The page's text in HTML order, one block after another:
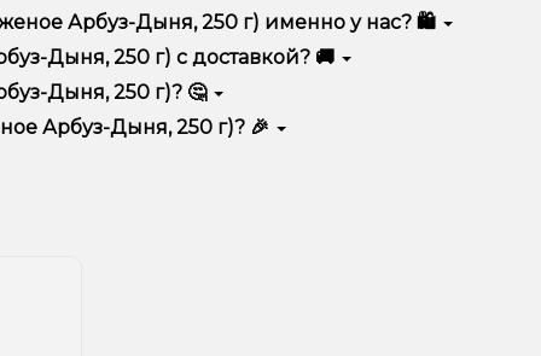
высоким качеством, удобством
Арбуз-Дыня, 250 г) именно у нас? 🛍️
выгодные цены и быструю доставку.
Дыня, 250 г) с доставкой? 🚚
250 г) в корзину.
Дыня, 250 г)? 🤔
учитывайте размер, материал и тип чаши, если
вариант.
Арбуз-Дыня, 250 г)? 🎉